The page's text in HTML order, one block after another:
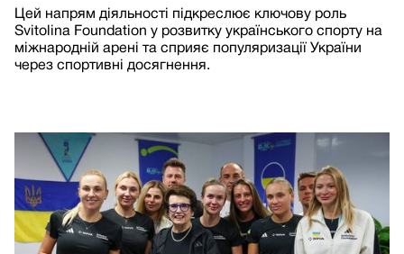
Цей напрям діяльності підкреслює ключову роль
Svitolina Foundation у розвитку українського спорту на
міжнародній арені та сприяє популяризації України
через спортивні досягнення.